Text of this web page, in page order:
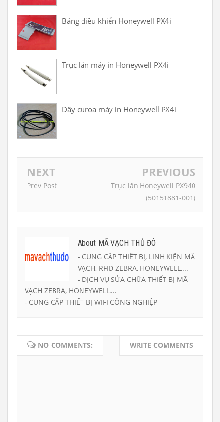
Bảng điều khiển Honeywell PX4i
Trục lăn máy in Honeywell PX4i
Dây curoa máy in Honeywell PX4i
NEXT
Prev Post
PREVIOUS
Trục lăn Honeywell PX940
(50151881-001)
About MÃ VẠCH THỦ ĐÔ
- CUNG CẤP THIẾT BỊ, LINH KIỆN MÃ
VẠCH, RFID ZEBRA, HONEYWELL,...
- DỊCH VỤ SỬA CHỮA THIẾT BỊ MÃ
VẠCH ZEBRA, HONEYWELL,...
- CUNG CẤP THIẾT BỊ WIFI CÔNG NGHIỆP
NO COMMENTS: WRITE COMMENTS